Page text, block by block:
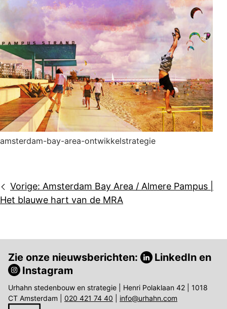
amsterdam-bay-area-ontwikkelstrategie
Bericht
navigatie
Vorige: Amsterdam Bay Area / Almere Pampus |
Het blauwe hart van de MRA
Zie onze nieuwsberichten: LinkedIn en
Instagram
Urhahn stedenbouw en strategie | Henri Polaklaan 42 | 1018
CT Amsterdam | 020 421 74 40 info@urhahn.com